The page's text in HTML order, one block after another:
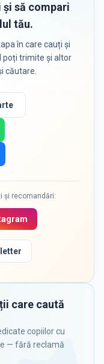
și să compari
tău.
în care cauți și
poți trimite și altor
căutare.
și recomandări:
care caută
copiilor cu
— fără reclamă